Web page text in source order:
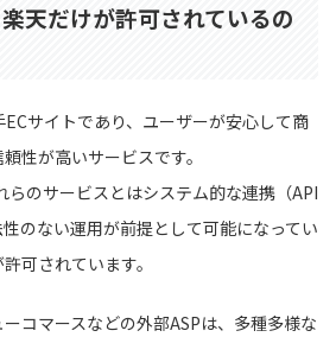
天だけが許可されているの
サイトであり、ユーザーが安心して商
性が高いサービスです。
のサービスとはシステム的な連携（API
のない運用が前提として可能になってい
可されています。
コマースなどの外部ASPは、多種多様な